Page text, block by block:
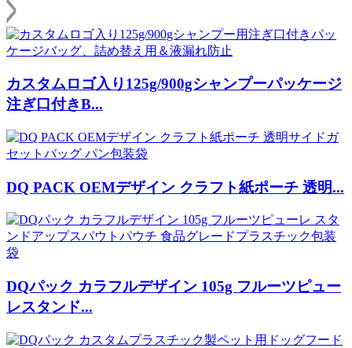
カスタムロゴ入り125g/900gシャンプーパッケージ
注ぎ口付きB...
DQ PACK OEMデザイン クラフト紙ポーチ 透明...
DQパック カラフルデザイン 105g フルーツピュー
レスタンド...